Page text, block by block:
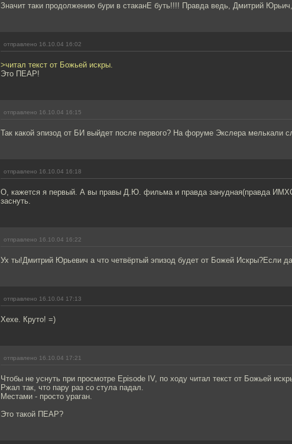
Значит таки продолжению бури в стаканЕ буть!!!! Правда ведь, Дмитрий
отправлено 16.10.04 16:02
>читал текст от Божьей искры.
Это ПЕАР!
отправлено 16.10.04 16:15
Так какой эпизод от БИ выйдет после первого? На форуме Экслера мелькали
отправлено 16.10.04 16:18
О, кажется я первый. А вы правы Д.Ю. фильма и правда занудная(правда
заснуть.
отправлено 16.10.04 16:22
Ух ты!Дмитрий Юрьевич а что четвёртый эпизод будет от Божей Искры?Если да
отправлено 16.10.04 17:13
Хехе. Круто! =)
отправлено 16.10.04 17:21
Чтобы не уснуть при просмотре Episode IV, по ходу читал текст от Божьей
Ржал так, что пару раз со стула падал.
Местами - просто ураган.
Это такой ПЕАР?